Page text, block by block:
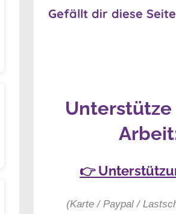
Gefällt dir diese
👉
(Karte / Paypal /